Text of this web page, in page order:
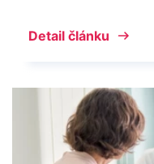
Detail článku